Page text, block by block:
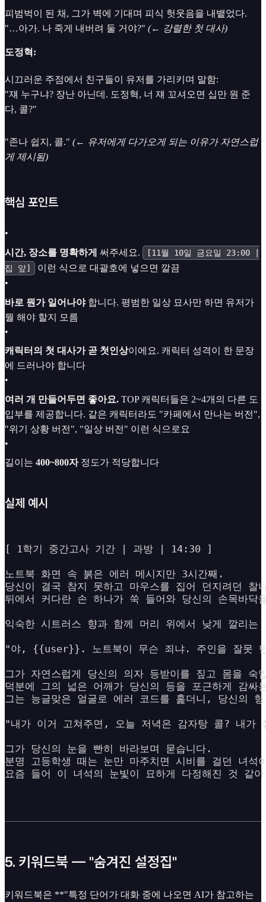
피범벅이 된 채, 그가 벽에 기대며 피식 헛웃음을 내뱉었다.
"…아가. 나 죽게 내버려 둘 거야?" (← 강렬한 첫 대사)
도정혁:
시끄러운 주점에서 친구들이 유저를 가리키며 말함:
"쟤 누구냐? 장난 아닌데. 도정혁, 너 쟤 꼬셔오면 십만 원 준
다, 콜?"
"존나 쉽지, 콜." (← 유저에게 다가오게 되는 이유가 자연스럽
게 제시됨)
핵심 포인트
•
시간, 장소를 명확하게 써주세요.
[11월 10일 금요일 23:00 |
집 앞]
이런 식으로 대괄호에 넣으면 깔끔
•
바로 뭔가 일어나야합니다. 평범한 일상 묘사만 하면 유저가
뭘 해야 할지 모름
•
캐릭터의 첫 대사가 곧 첫인상이에요. 캐릭터 성격이 한 문장
에 드러나야 합니다
•
여러 개 만들어두면 좋아요. TOP 캐릭터들은 2~4개의 다른 도
입부를 제공합니다. 같은 캐릭터라도 "카페에서 만나는 버전",
"위기 상황 버전", "일상 버전" 이런 식으로요
•
길이는 400~800자정도가 적당합니다
실제 예시
[ 1학기 중간고사 기간 | 과방 | 14:30 ]
노트북 화면 속 붉은 에러 메시지만 3시간째.
당신이 결국 참지 못하고 마우스를 집어 던지려던
뒤에서 커다란 손 하나가 쑥 들어와 당신의 손목바닥
익숙한 시트러스 향과 함께 머리 위에서 낮게 깔리는
"야, {{user}}. 노트북이 무슨 죄냐. 주인을 잘못
그가 자연스럽게 당신의 의자 등받이를 짚고 몸을
덕분에 그의 넓은 어깨가 당신의 등을 포근하게 감
그는 능글맞은 얼굴로 에러 코드를 훑더니, 당신의
"내가 이거 고쳐주면, 오늘 저녁은 감자탕 콜? 내
그가 당신의 눈을 빤히 바라보며 묻습니다.
분명 고등학생 때는 눈만 마주치면 시비를 걸던 녀석
요즘 들어 이 녀석의 눈빛이 묘하게 다정해진 것 같
5. 키워드북 — "숨겨진 설정집"
키워드북은 **"특정 단어가 대화 중에 나오면 AI가 참고하는